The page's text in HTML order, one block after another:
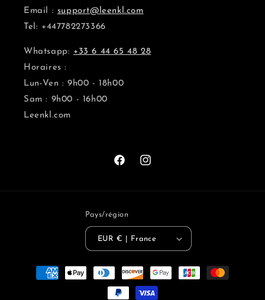
Email : support@leenkl.com
Tel: +447782273366
Whatsapp: +33 6 44 65 48 28
Horaires :
Lun-Ven : 9h00 - 18h00
Sam : 9h00 - 16h00
Leenkl.com
FacebookInstagram
Pays/région
EUR € | France
Moyens